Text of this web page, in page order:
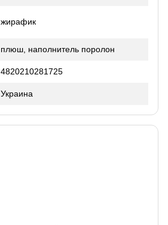
жирафик
плюш, наполнитель поролон
4820210281725
Украина